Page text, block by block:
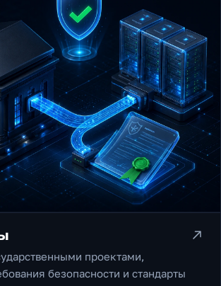
проектами,
безопасности и стандарты